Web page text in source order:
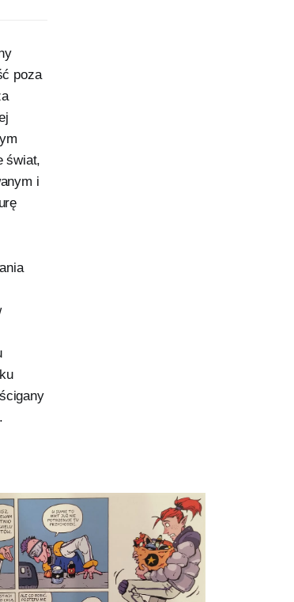
poza
świat,
i